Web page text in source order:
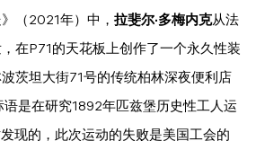
（2021年）中， 拉斐尔·多梅内克从法
在P71的天花板上创作了一个永久性装
茨坦大街71号的传统柏林深夜便利店
语是在研究1892年匹兹堡历史性工人运
发现的，此次运动的失败是美国工会的